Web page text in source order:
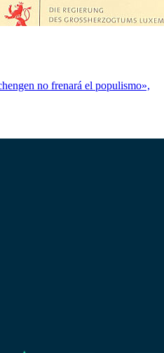
no frenará el populismo»,